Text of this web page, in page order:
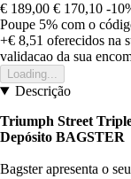
€ 189,00 € 170,10 -
Poupe 5% com o
+€ 8,51 oferecidos na
validacao da sua
Loading...
Descrição
Triumph Street
Depósito BAGSTER
Bagster apresenta o